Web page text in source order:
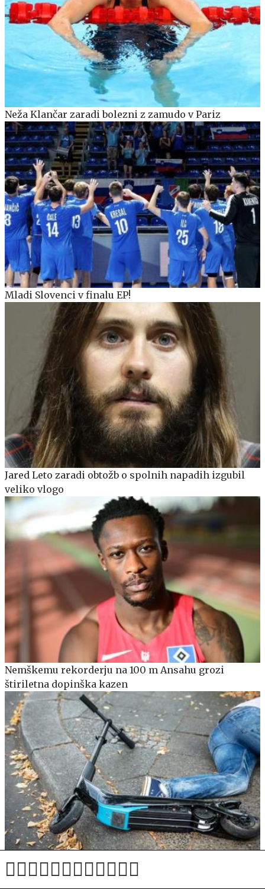
Neža Klančar zaradi bolezni z zamudo v Pariz
Mladi Slovenci v finalu EP!
Jared Leto zaradi obtožb o spolnih napadih izgubil
veliko vlogo
Nemškemu rekorderju na 100 m Ansahu grozi
štiriletna dopinška kazen
Hudo poškodovan mladoletni voznik e-skiroja